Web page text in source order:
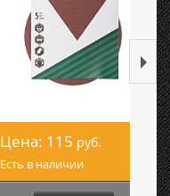
Цена: 115 руб.
Есть в наличии